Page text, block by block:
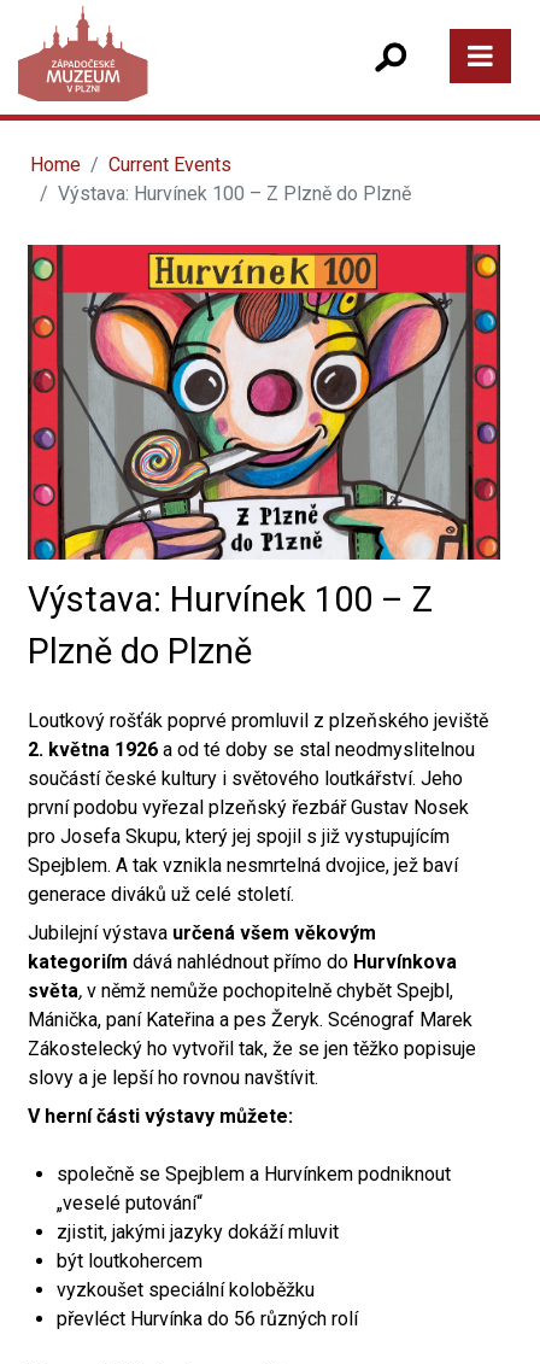
Home
Current Events
Výstava: Hurvínek 100 – Z Plzně do Plzně
Výstava: Hurvínek 100 – Z
Plzně do Plzně
Loutkový rošťák poprvé promluvil z plzeňského jeviště
2. května 1926 a od té doby se stal neodmyslitelnou
součástí české kultury i světového loutkářství. Jeho
první podobu vyřezal plzeňský řezbář Gustav Nosek
pro Josefa Skupu, který jej spojil s již vystupujícím
Spejblem. A tak vznikla nesmrtelná dvojice, jež baví
generace diváků už celé století.
Jubilejní výstava určená všem věkovým
kategoriím dává nahlédnout přímo do Hurvínkova
světa, v němž nemůže pochopitelně chybět Spejbl,
Mánička, paní Kateřina a pes Žeryk. Scénograf Marek
Zákostelecký ho vytvořil tak, že se jen těžko popisuje
slovy a je lepší ho rovnou navštívit.
V herní části výstavy můžete:
společně se Spejblem a Hurvínkem podniknout
„veselé putování“
zjistit, jakými jazyky dokáží mluvit
být loutkohercem
vyzkoušet speciální koloběžku
převléct Hurvínka do 56 různých rolí